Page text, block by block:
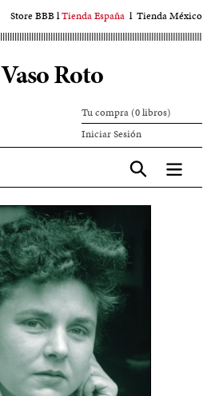
Store BBBlTienda España l Tienda México
Vaso Roto
Tu compra (0 libros)
Iniciar SesiónIniciar
sesión
Aceptar